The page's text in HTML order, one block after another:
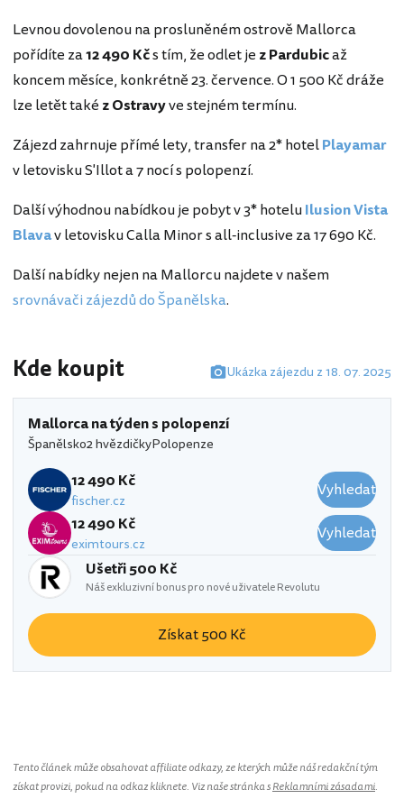
Levnou dovolenou na prosluněném ostrově Mallorca
pořídíte za12 490 Kčs tím, že odlet je z Pardubicaž
koncem měsíce, konkrétně 23. července. O 1 500 Kč dráže
lze letět také z Ostravyve stejném termínu.
Zájezd zahrnuje přímé lety, transfer na 2* hotelPlayamar
v letovisku S'Illot a 7 nocí s polopenzí.
Další výhodnou nabídkou je pobyt v 3* hoteluIlusion Vista
Blavav letovisku Calla Minor s all-inclusive za 17 690 Kč.
Další nabídky nejen na Mallorcu najdete v našem
srovnávači zájezdů do Španělska.
Kde koupit Ukázka zájezdu z 18. 07. 2025
Mallorca na týden s polopenzí
Španělsko2 hvězdičkyPolopenze
12 490 Kč
fischer.cz
Vyhledat
12 490 Kč
eximtours.cz
Vyhledat
Ušetři 500 Kč
Náš exkluzivní bonus pro nové uživatele Revolutu
Získat 500 Kč
Tento článek může obsahovat affiliate odkazy, ze kterých může náš redakční tým
získat provizi, pokud na odkaz kliknete. Viz naše stránka sReklamními zásadami.